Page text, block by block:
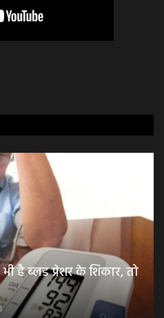
है ब्लड प्रेशर के शिकार, तो